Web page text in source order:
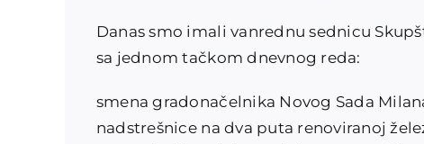
Danas smo imali vanrednu sednicu
sa jednom tačkom dnevnog reda:
smena gradonačelnika Novog Sada
nadstrešnice na dva puta renoviranoj